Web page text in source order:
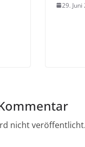
29. Juni
nicht veröffentlicht.